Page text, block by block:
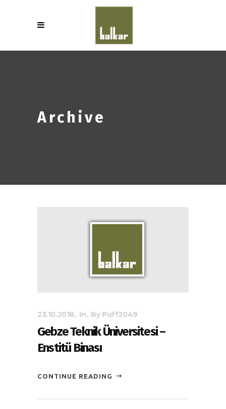
Archive
23.10.2018 In By Puff2049
Gebze Teknik Üniversitesi –
Enstitü Binası
CONTINUE READING